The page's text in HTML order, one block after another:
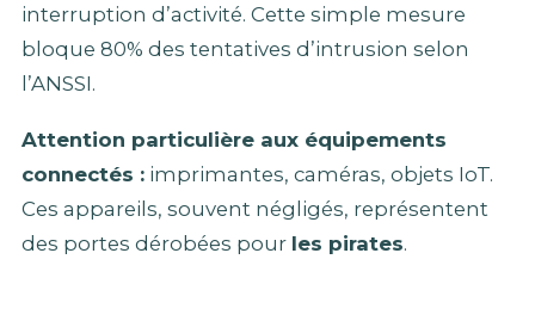
interruption d’activité. Cette simple mesure
bloque 80% des tentatives d’intrusion selon
l’ANSSI.
Attention particulière aux équipements
connectés : imprimantes, caméras, objets IoT.
Ces appareils, souvent négligés, représentent
des portes dérobées pour les pirates.